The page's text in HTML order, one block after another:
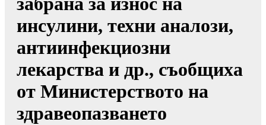
инсулини, техни аналози,
антиинфекциозни
лекарства и др., съобщиха
от Министерството на
здравеопазването